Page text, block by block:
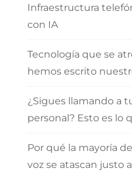
Infraestructura
con IA
Tecnología que se
hemos escrito
¿Sigues llamando a
personal? Esto es lo
Por qué la mayoría
voz se atascan justo